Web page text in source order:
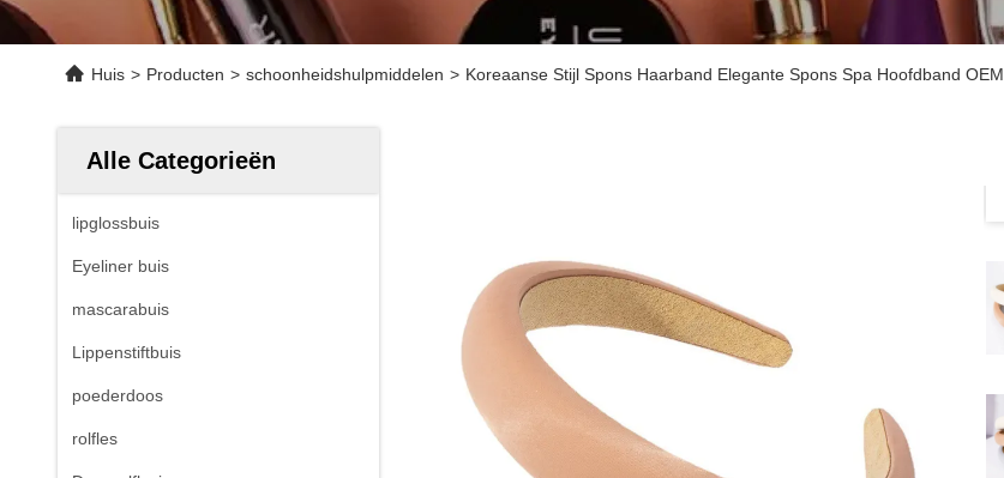
Huis > Producten > schoonheidshulpmiddelen > Koreaanse Stijl Spons Haarband Elegante Spons Spa Hoofdband OEM
Alle Categorieën
lipglossbuis
Eyeliner buis
mascarabuis
Lippenstiftbuis
poederdoos
rolfles